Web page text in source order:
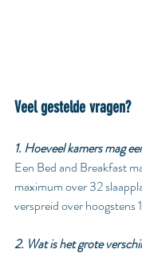
Veel gestelde vragen?
1. Hoeveel kamers mag
Een Bed and Breakfast
maximum over 32
verspreid over hoogstens
2. Wat is het grote